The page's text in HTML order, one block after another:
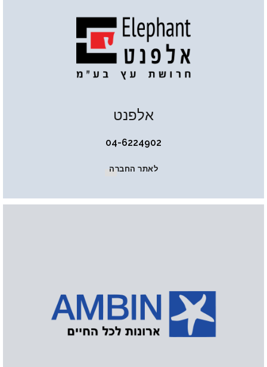
אלפנט
04-6224902
לאתר החברה